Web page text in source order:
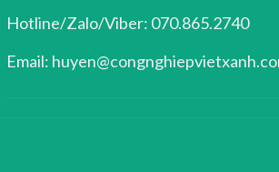
Hotline/Zalo/Viber: 070.865.2740
Email: